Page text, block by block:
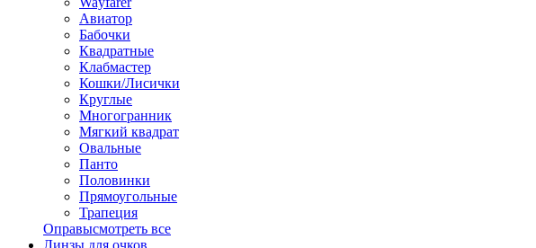
Авиатор
Бабочки
Квадратные
Клабмастер
Кошки/Лисички
Круглые
Многогранник
Мягкий квадрат
Овальные
Панто
Половинки
Прямоугольные
Трапеция
Оправысмотреть все
Линзы для очков